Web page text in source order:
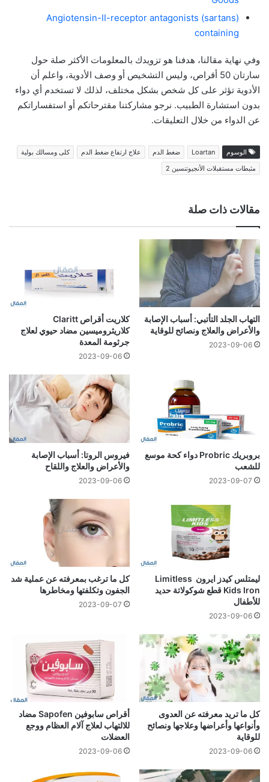
Angiotensin-II-receptor antagonists (sartans)
containing
وفي نهاية مقالنا، هدفنا هو تزويدك بالمعلومات الأكثر صلة حول
سارتان 50 أقراص، وليس التشخيص أو وصف الأدوية، واعلم أن
الأدوية تؤثر على كل شخص بشكل مختلف، لذلك لا تستخدم أي دواء
بدون استشارة الطبيب. نرجو مشاركتنا مقترحاتكم أو استفساراتكم
عن الدواء من خلال التعليقات.
الوسوم Loartan ضغط الدم علاج ارتفاع ضغط الدم
كلى ومسالك بولية
مثبطات مستقبلات الأنجيوتنسين 2
مقالات ذات صلة
التهاب الجلد التأتبي: أسباب الإصابة
والأعراض والعلاج ونصائح للوقاية
2023-09-06
كلاريت أقراص Claritt
كلاريثروميسين مضاد حيوي لعلاج
جرثومة المعدة
2023-09-06
بروبريك Probric دواء كحة موسع
للشعب
2023-09-07
فيروس الروتا: أسباب الإصابة
والأعراض والعلاج واللقاح
2023-09-06
ليمتلس كيدز ايرون Limitless
Kids Iron قطع شوكولاتة حديد
للأطفال
2023-09-06
كل ما ترغب بمعرفته عن عملية شد
الجفون وتكلفتها ومخاطرها
2023-09-07
كل ما تريد معرفته عن العدوى
وأنواعها وأعراضها وعلاجها ونصائح
للوقاية
2023-09-06
أقراص سابوفين Sapofen مضاد
للالتهاب لعلاج آلام العظام ووجع
العضلات
2023-09-06